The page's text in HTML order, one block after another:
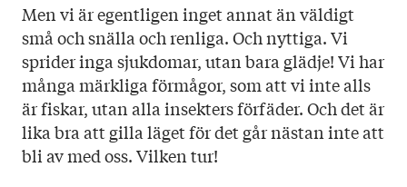
Men vi är egentligen inget annat än väldigt
små och snälla och renliga. Och nyttiga. Vi
sprider inga sjukdomar, utan bara glädje! Vi har
många märkliga förmågor, som att vi inte alls
är fiskar, utan alla insekters förfäder. Och det är
lika bra att gilla läget för det går nästan inte att
bli av med oss. Vilken tur!